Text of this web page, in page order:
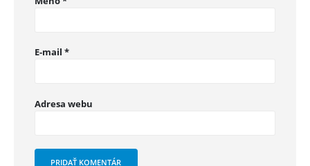
E-mail *
Adresa webu